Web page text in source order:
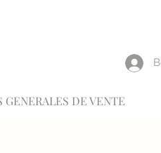
DE VENTE